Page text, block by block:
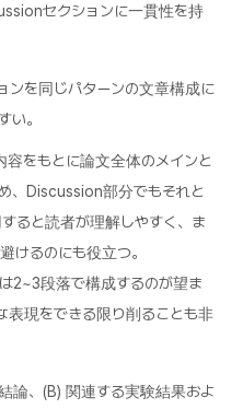
セクションに一貫性を持
ンを同じパターンの文章構成に
い。
をもとに論文全体のメインと
、Discussion部分でもそれと
ると読者が理解しやすく、ま
けるのにも役立つ。
2~3段落で構成するのが望ま
表現をできる限り削ることも非
論、(B) 関連する実験結果およ